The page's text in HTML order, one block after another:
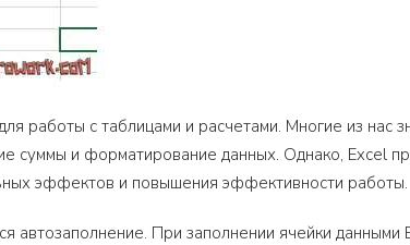
работы с таблицами и расчетами. Многие из нас
суммы и форматирование данных. Однако, Excel
эффектов и повышения эффективности работы.
При заполнении ячейки данными